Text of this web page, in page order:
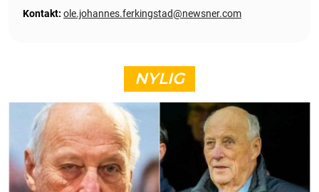
Kontakt: ole.johannes.ferkingstad@newsner.com
NYLIG